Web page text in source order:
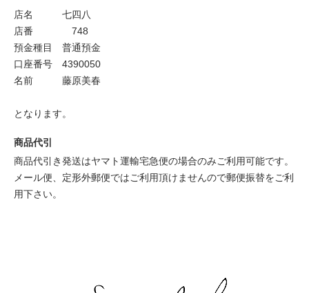
店名 七四八
店番 748
預金種目 普通預金
口座番号 4390050
名前 藤原美春
となります。
商品代引
商品代引き発送はヤマト運輸宅急便の場合のみご利用可能です。
メール便、定形外郵便ではご利用頂けませんので郵便振替をご利
用下さい。